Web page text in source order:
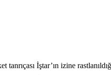
İştar’ın izine